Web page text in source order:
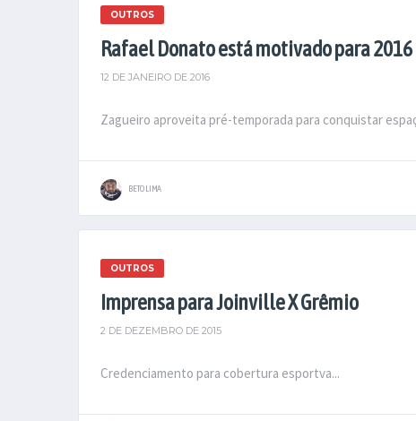
OUTROS
Rafael Donato está motivado para 2016
12 DE JANEIRO DE 2016
Zagueiro aproveita pré-temporada para conquistar
BETO LIMA
OUTROS
Imprensa para Joinville X Grêmio
2 DE DEZEMBRO DE 2015
Credenciamento para cobertura esportva...